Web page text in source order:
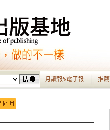
月讀報&電子報 推